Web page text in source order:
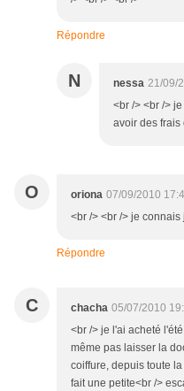
Répondre
N nessa 21/09/
<br /> <br />
avoir des frais
O oriona 07/09/2010
<br /> <br /> je connais
Répondre
C chacha 05/07/2010
<br /> je l'ai acheté
même pas laisser la
coiffure, depuis toute
fait une petite<br />